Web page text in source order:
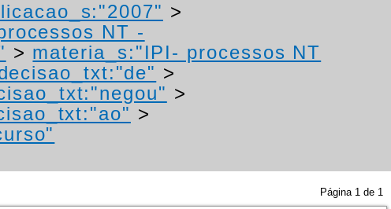
>
NT -
> materia_s:"IPI- processos NT
>
>
>
Página 1 de 1